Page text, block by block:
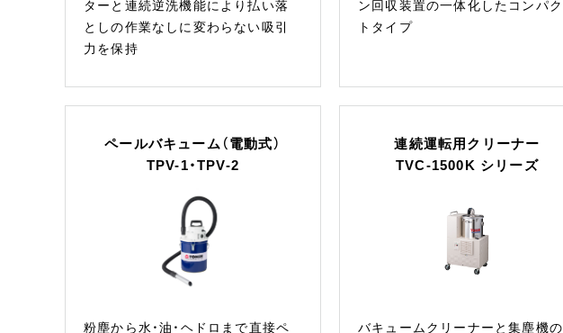
ターと連続逆洗機能により払い落
としの作業なしに変わらない吸引
力を保持
ン回収装置の一体化したコンパク
トタイプ
ペールバキューム（電動式）
TPV-1・TPV-2
粉塵から水・油・ヘドロまで直接ペ
連続運転用クリーナー
TVC-1500K シリーズ
バキュームクリーナーと集塵機の